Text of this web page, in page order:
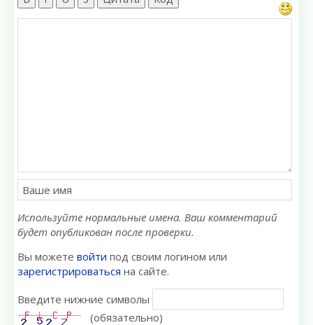
Используйте нормальные имена. Ваш комментарий
будет опубликован после проверки.
Вы можете войти под своим логином или
зарегистрироваться на сайте.
Введите нижние символы
(обязательно)